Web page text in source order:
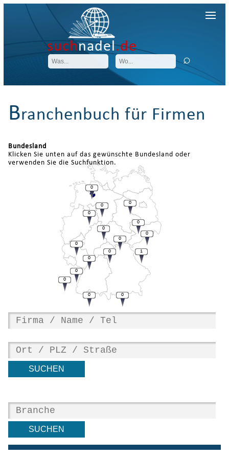
suchnadel.de
Branchenbuch für Firmen
Bundesland
Klicken Sie unten auf das gewünschte Bundesland oder
verwenden Sie die Suchfunktion.
1
0
0
0
0
0
0
0
0
0
0
0
0
0
0
0